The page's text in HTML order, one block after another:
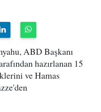
ABD Başkanı
hazırlanan 15
ve Hamas